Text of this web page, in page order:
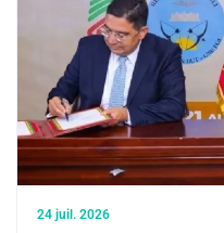
24 juil. 2026